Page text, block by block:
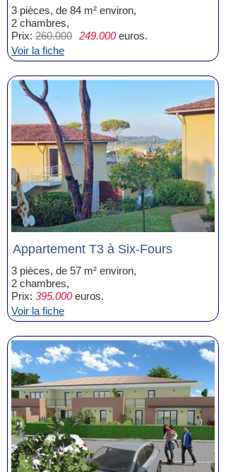
3 pièces, de 84 m² environ,
2 chambres,
Prix: 260.000 249.000euros.
Voir la fiche
Appartement T3 à Six-Fours
3 pièces, de 57 m² environ,
2 chambres,
Prix: 395.000euros.
Voir la fiche